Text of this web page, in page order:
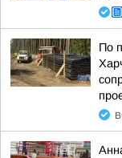
По